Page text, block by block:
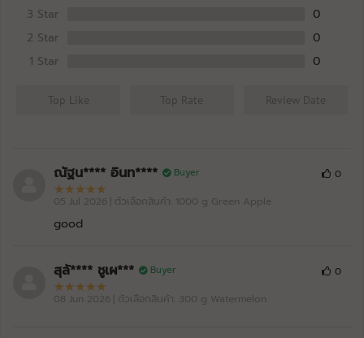
3 Star
0
2 Star
0
1 Star
0
Top Like Top Rate Review Date
ณัฐน**** อินท**** Buyer
05 Jul 2026 | ตัวเลือกสินค้า: 1000 g Green Apple
0
good
สุลั**** ชูเผ*** Buyer
08 Jun 2026 | ตัวเลือกสินค้า: 300 g Watermelon
0